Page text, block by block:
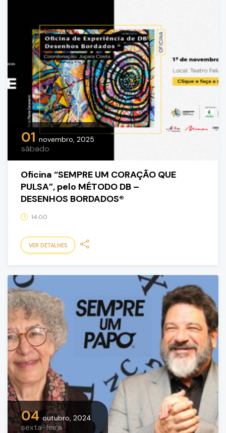
01 novembro, 2025
sábado
Oficina “SEMPRE UM CORAÇÃO QUE
PULSA”, pelo MÉTODO DB –
DESENHOS BORDADOS®
14:00
VER DETALHES
04 outubro, 2024
sexta-feira